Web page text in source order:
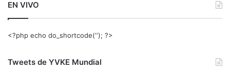
EN VIVO
<?php echo do_shortcode(‘‘); ?>
Tweets de YVKE Mundial